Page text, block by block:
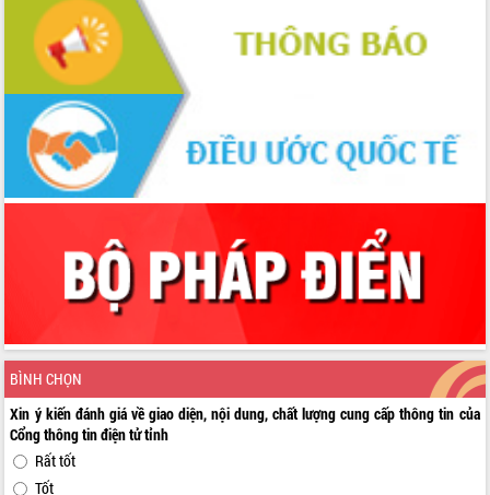
BÌNH CHỌN
Xin ý kiến đánh giá về giao diện, nội dung, chất lượng cung cấp thông tin của
Cổng thông tin điện tử tỉnh
Rất tốt
Tốt